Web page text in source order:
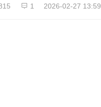
1 2026-02-27 13:59